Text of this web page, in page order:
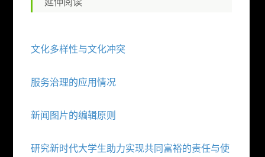
文化多样性与文化冲突
服务治理的应用情况
新闻图片的编辑原则
研究新时代大学生助力实现共同富裕的责任与使